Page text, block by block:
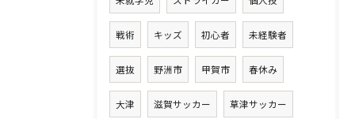
戦術 キッズ 初心者 未経験者
選抜 野洲市 甲賀市 春休み
大津 滋賀サッカー 草津サッカー